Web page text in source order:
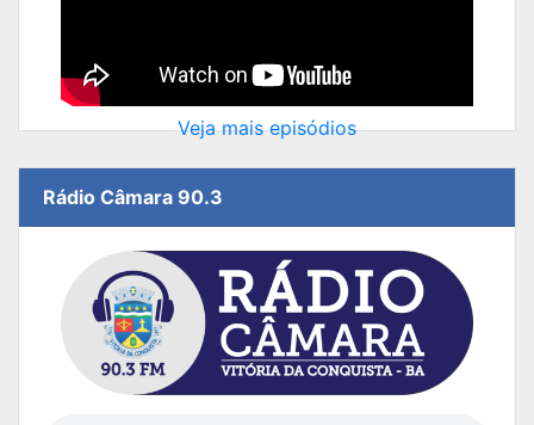
Veja mais episódios
Rádio Câmara 90.3